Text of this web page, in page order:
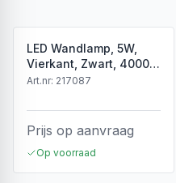
LED Wandlamp, 5W,
Vierkant, Zwart, 4000K
Neutraal Wit
Art.nr: 217087
Prijs op aanvraag
Op voorraad